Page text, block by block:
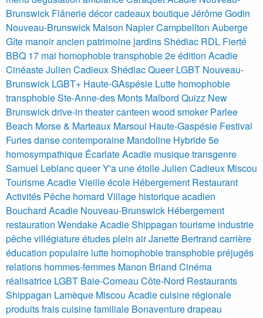
Brunswick Flânerie décor cadeaux boutique Jérôme Godin
Nouveau-Brunswick Maison Napier Campbellton Auberge
Gîte manoir ancien patrimoine jardinsShédiac RDL Fierté
BBQ 17 mai homophobie transphobie 2e édition Acadie
Cinéaste Julien Cadieux Shédiac Queer LGBT Nouveau-
Brunswick LGBT+ Haute-GAspésie Lutte homophobie
transphobie Ste-Anne-des Monts Malbord Quizz New
Brunswickdrive-in theatercanteen wood smoker Parlee
Beach Morse & Marteaux Marsoui Haute-Gaspésie Festival
Furies danse contemporaine Mandoline Hybride 5e
homosympathique Écarlate Acadie musique transgenre
Samuel Leblanc queer Y'a une étoile Julien Cadieux Miscou
Tourisme Acadie Vieille école Hébergement Restaurant
Activités Pêche homard Village historique acadien
Bouchard Acadie Nouveau-Brunswick Hébergement
restauration WendakeAcadie Shippagan tourisme industrie
pêche villégiature études plein airJanette Bertrand carrière
éducation populaire lutte homophobie transphobie préjugés
relations hommes-femmes Manon Briand Cinéma
réalisatrice LGBT Baie-Comeau Côte-Nord Restaurants
Shippagan Lamèque Miscou Acadie cuisine régionale
produits frais cuisine familiale Bonaventure drapeau